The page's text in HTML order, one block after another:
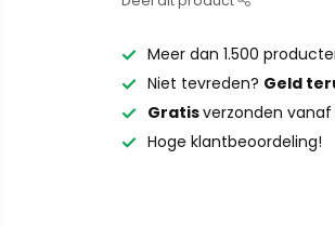
Meer dan 1.500
Niet tevreden? Geld
Gratisverzonden
Hoge klantbeoordeling!